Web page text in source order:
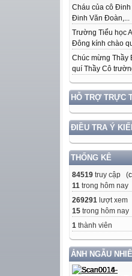
Cháu của cô Đinh
Đinh Văn Đoàn,...
Trường Tiểu học
Đông kính chào
Chúc mừng Thầy
quí Thầy Cô
HỖ TRỢ TRỰC
ĐIỀU TRA Ý
THỐNG KÊ
84519 truy cập (
11 trong hôm nay
269291 lượt xem
15 trong hôm nay
1 thành viên
ẢNH NGẪU